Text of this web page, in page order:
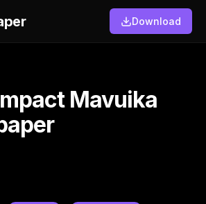
Download
Mavuika